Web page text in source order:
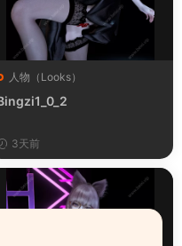
人物（Looks）
3天前